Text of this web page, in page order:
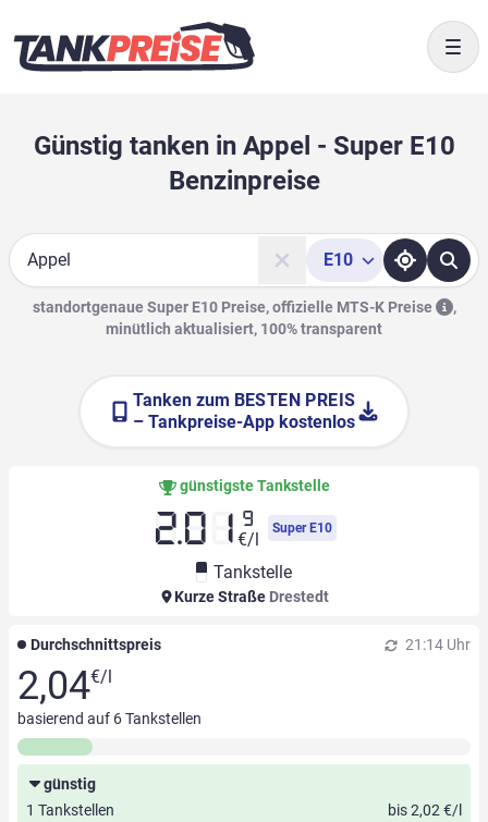
Günstig tanken in Appel - Super E10
Benzinpreise
Suche
E10
standortgenaue Super E10 Preise, offizielle MTS-K Preise
,
minütlich aktualisiert, 100% transparent
Tanken zum BESTEN PREIS
– Tankpreise-App kostenlos
günstigste Tankstelle
2.01 9
€/l
Super E10
Tankstelle
Kurze Straße Drestedt
Durchschnittspreis 21:14 Uhr
2,04€/l
basierend auf 6Tankstellen
günstig
1 Tankstellen
bis 2,02 €/l